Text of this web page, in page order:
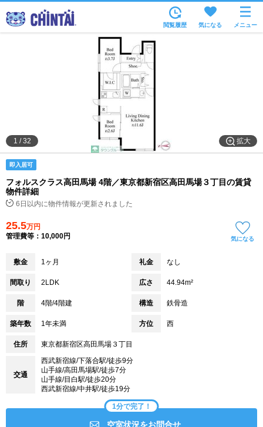
住所から
家賃相場から
物件特集から
不動産会社から
閲覧履歴 気になる メニュー
拡大
1 /32
即入居可
フォルスクラス高田馬場 4階／東京都新宿区高田馬場３丁目の賃貸
物件詳細
6日以内に物件情報が更新されました
25.5万円
管理費等：10,000円
気になる
敷金 1ヶ月 礼金 なし
間取り 2LDK 広さ 44.94m²
階 4階/4階建 構造 鉄骨造
築年数 1年未満 方位 西
住所 東京都新宿区高田馬場３丁目
交通
西武新宿線/下落合駅/徒歩9分
山手線/高田馬場駅/徒歩7分
山手線/目白駅/徒歩20分
西武新宿線/中井駅/徒歩19分
1分で完了！
空室状況をお問合せ